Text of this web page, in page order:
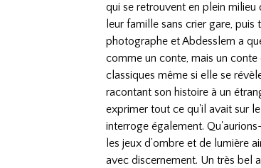
qui se retrouvent en plein milieu
leur famille sans crier gare,
photographe et Abdesslem a
comme un conte, mais un
classiques même si elle se
racontant son histoire à un
exprimer tout ce qu'il avait sur
interroge également.
les jeux d’ombre et de lumière
avec discernement. Un très bel